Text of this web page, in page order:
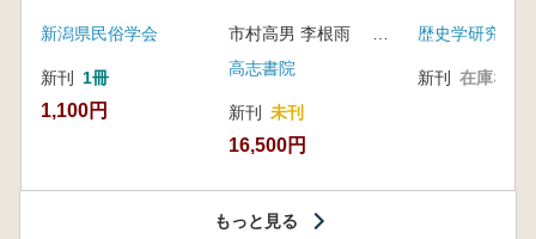
新潟県民俗学会
新刊 1冊
1,100円
高志書院
新刊 未刊
16,500円
歴史学研究会
新刊 在庫なし
もっと見る